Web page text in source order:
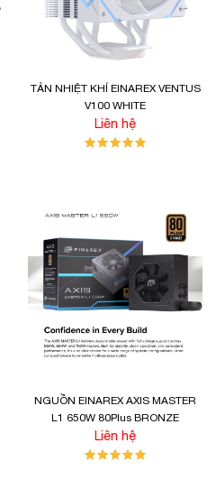
TẢN NHIỆT KHÍ EINAREX VENTUS
V100 WHITE
Liên hệ
NGUỒN EINAREX AXIS MASTER
L1 650W 80Plus BRONZE
Liên hệ